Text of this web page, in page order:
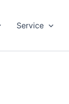
Service